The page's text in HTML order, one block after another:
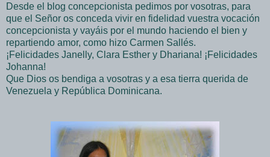
Desde el blog concepcionista pedimos por vosotras, para
que el Señor os conceda vivir en fidelidad vuestra vocación
concepcionista y vayáis por el mundo haciendo el bien y
repartiendo amor, como hizo Carmen Sallés.
¡Felicidades Janelly, Clara Esther y Dhariana! ¡Felicidades
Johanna!
Que Dios os bendiga a vosotras y a esa tierra querida de
Venezuela y República Dominicana.